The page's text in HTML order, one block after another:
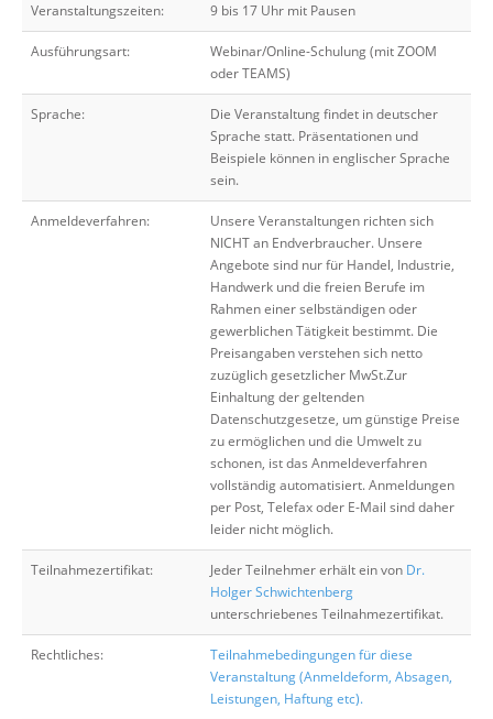
Veranstaltungszeiten: 9 bis 17 Uhr mit Pausen
Ausführungsart:
Webinar/Online-Schulung (mit ZOOM
oder TEAMS)
Sprache:
Die Veranstaltung findet in deutscher
Sprache statt. Präsentationen und
Beispiele können in englischer Sprache
sein.
Anmeldeverfahren:
Unsere Veranstaltungen richten sich
NICHT an Endverbraucher. Unsere
Angebote sind nur für Handel, Industrie,
Handwerk und die freien Berufe im
Rahmen einer selbständigen oder
gewerblichen Tätigkeit bestimmt. Die
Preisangaben verstehen sich netto
zuzüglich gesetzlicher MwSt.Zur
Einhaltung der geltenden
Datenschutzgesetze, um günstige Preise
zu ermöglichen und die Umwelt zu
schonen, ist das Anmeldeverfahren
vollständig automatisiert. Anmeldungen
per Post, Telefax oder E-Mail sind daher
leider nicht möglich.
Teilnahmezertifikat: Jeder Teilnehmer erhält ein von Dr.
Holger Schwichtenberg
unterschriebenes Teilnahmezertifikat.
Rechtliches:
Teilnahmebedingungen für diese
Veranstaltung (Anmeldeform, Absagen,
Leistungen, Haftung etc).